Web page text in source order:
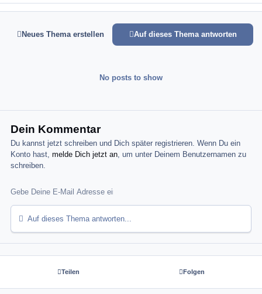
Neues Thema erstellen Auf dieses Thema antworten
No posts to show
Dein Kommentar
Du kannst jetzt schreiben und Dich später registrieren. Wenn Du ein
Konto hast,melde Dich jetzt an, um unter Deinem Benutzernamen zu
schreiben.
Auf dieses Thema antworten...
Teilen Folgen